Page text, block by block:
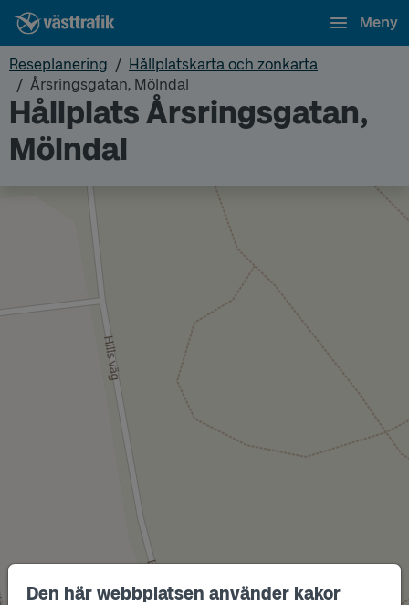
Den här webbplatsen använder kakor
Meny
Reseplanering
Hållplatskarta och zonkarta
Årsringsgatan, Mölndal
Hållplats Årsringsgatan,
Mölndal